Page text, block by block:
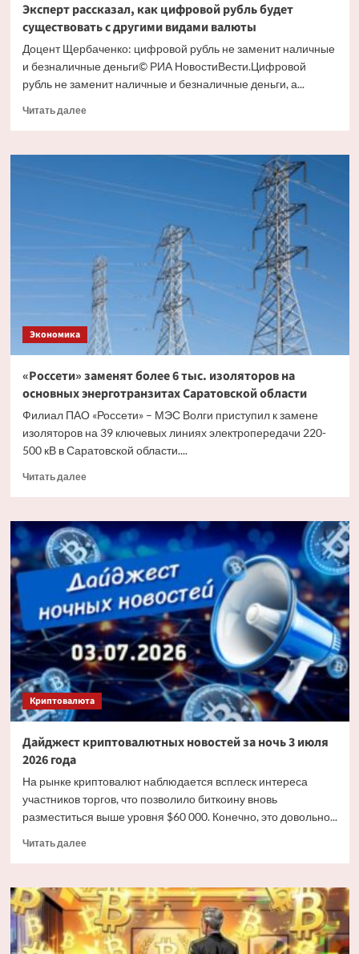
Эксперт рассказал, как цифровой рубль будет
существовать с другими видами валюты
Доцент Щербаченко: цифровой рубль не заменит наличные
и безналичные деньги© РИА НовостиВести.Цифровой
рубль не заменит наличные и безналичные деньги, а...
Читать далееПрочитать
Эксперт
существовать
другими
видами
валюты
Экономика
«Россети» заменят более 6 тыс. изоляторов на
основных энерготранзитах Саратовской области
Филиал ПАО «Россети» – МЭС Волги приступил к замене
изоляторов на 39 ключевых линиях электропередачи 220-
500 кВ в Саратовской области....
Читать далееПрочитать
«Россети»
заменят
более
6
тыс.
изоляторов
на
основных
энерготранзитах
Саратовской
области
Криптовалюта
Дайджест криптовалютных новостей за ночь 3 июля
2026 года
На рынке криптовалют наблюдается всплеск интереса
участников торгов, что позволило биткоину вновь
разместиться выше уровня $60 000. Конечно, это довольно...
Читать далееПрочитать
Дайджест
криптовалютных
новостей
за
ночь